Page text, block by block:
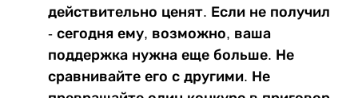
действительно ценят. Если не получил
- сегодня ему, возможно, ваша
поддержка нужна еще больше. Не
сравнивайте его с другими. Не